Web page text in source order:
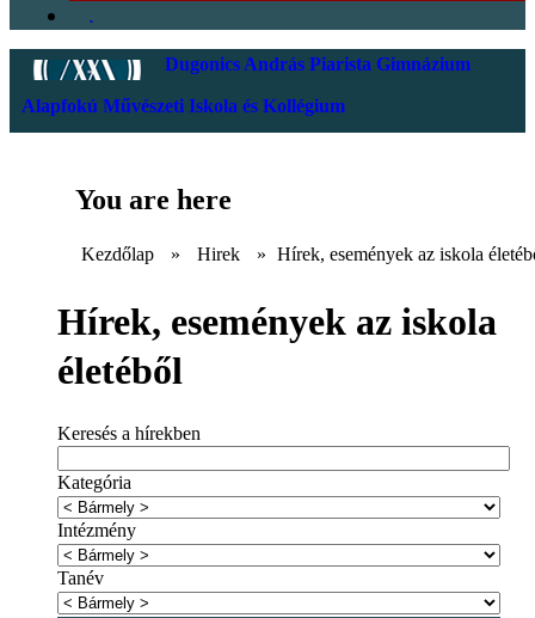
.
Dugonics András Piarista Gimnázium
Alapfokú Művészeti Iskola és Kollégium
You are here
Kezdőlap » Hirek » Hírek, események az iskola
Hírek, események az iskola
életéből
Keresés a hírekben
Kategória
Intézmény
Tanév